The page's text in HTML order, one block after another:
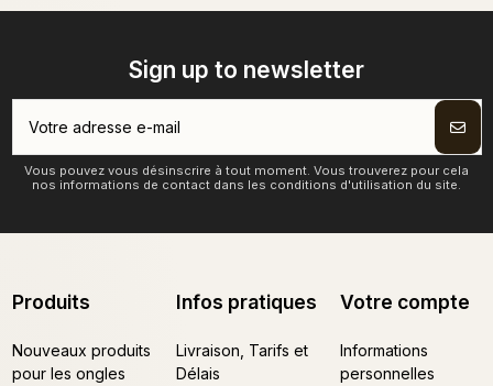
Sign up to newsletter
Vous pouvez vous désinscrire à tout moment. Vous trouverez pour cela
nos informations de contact dans les conditions d'utilisation du site.
Produits
Nouveaux produits
pour les ongles
Infos pratiques
Livraison, Tarifs et
Délais
Votre compte
Informations
personnelles